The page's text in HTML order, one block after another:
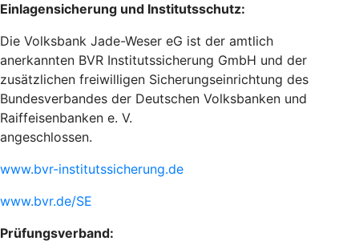
Einlagensicherung und Institutsschutz:
Die Volksbank Jade-Weser eG ist der amtlich
anerkannten BVR Institutssicherung GmbH und der
zusätzlichen freiwilligen Sicherungseinrichtung des
Bundesverbandes der Deutschen Volksbanken und
Raiffeisenbanken e. V.
angeschlossen.
www.bvr-institutssicherung.de
www.bvr.de/SE
Prüfungsverband: